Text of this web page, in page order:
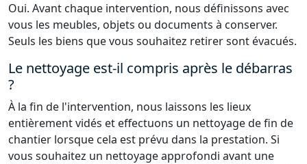
Oui. Avant chaque intervention, nous définissons avec
vous les meubles, objets ou documents à conserver.
Seuls les biens que vous souhaitez retirer sont évacués.
Le nettoyage est-il compris après le débarras
?
À la fin de l'intervention, nous laissons les lieux
entièrement vidés et effectuons un nettoyage de fin de
chantier lorsque cela est prévu dans la prestation. Si
vous souhaitez un nettoyage approfondi avant une